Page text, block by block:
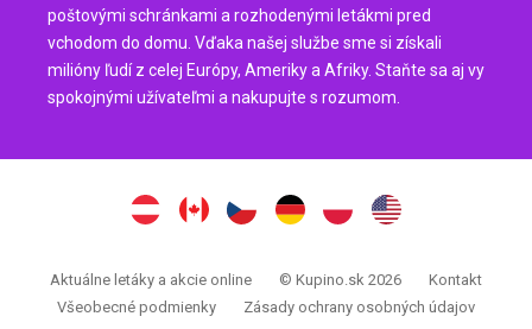
poštovými schránkami a rozhodenými letákmi pred
vchodom do domu. Vďaka našej službe sme si získali
milióny ľudí z celej Európy, Ameriky a Afriky. Staňte sa aj vy
spokojnými užívateľmi a nakupujte s rozumom.
Aktuálne letáky a akcie online © Kupino.sk 2026
Kontakt
Všeobecné podmienky
Zásady ochrany osobných údajov